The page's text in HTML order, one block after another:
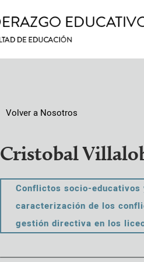
Volver a Nosotros
Cristobal
Conflictos socio-
caracterización de los
gestión directiva en los